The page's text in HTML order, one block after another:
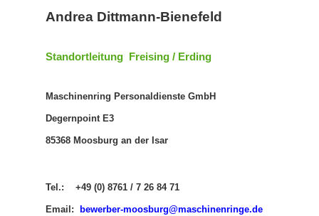
Andrea Dittmann-Bienefeld
Standortleitung Freising / Erding
Maschinenring Personaldienste GmbH
Degernpoint E3
85368 Moosburg an der Isar
Tel.: +49 (0) 8761 / 7 26 84 71
Email: bewerber-moosburg@maschinenringe.de